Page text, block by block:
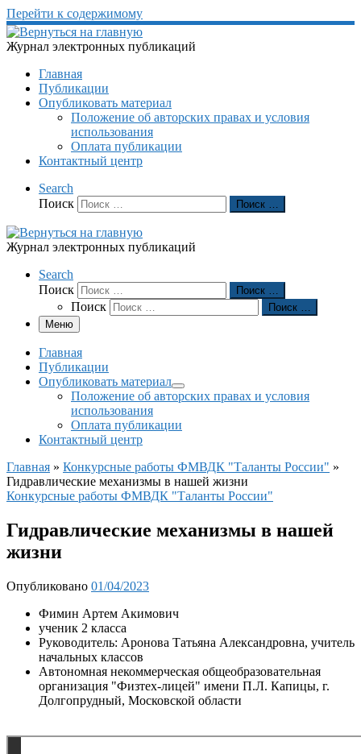
Перейти к содержимому
Журнал электронных публикаций
Главная
Публикации
Опубликовать материал
Положение об авторских правах и условия
использования
Оплата публикации
Контактный центр
Search
Поиск
Поиск …
Журнал электронных публикаций
Search
Поиск
Поиск …
Поиск
Поиск …
Меню
Главная
Публикации
Опубликовать материал
Положение об авторских правах и условия
использования
Оплата публикации
Контактный центр
Главная » Конкурсные работы ФМВДК "Таланты России" »
Гидравлические механизмы в нашей жизни
Конкурсные работы ФМВДК "Таланты России"
Гидравлические механизмы в нашей
жизни
Опубликовано 01/04/2023
Фимин Артем Акимович
ученик 2 класса
Руководитель: Аронова Татьяна Александровна, учитель
начальных классов
Автономная некоммерческая общеобразовательная
организация "Физтех-лицей" имени П.Л. Капицы, г.
Долгопрудный, Московской области